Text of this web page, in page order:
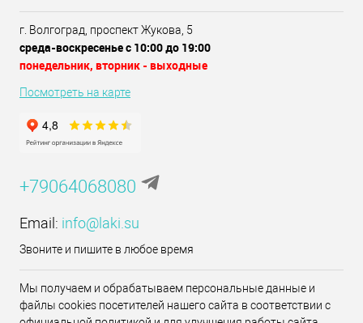
г. Волгоград, проспект Жукова, 5
среда-воскресенье с 10:00 до 19:00
понедельник, вторник - выходные
Посмотреть на карте
+79064068080
Email: info@laki.su
Звоните и пишите в любое время
Мы получаем и обрабатываем персональные данные и
файлы cookies посетителей нашего сайта в соответствии с